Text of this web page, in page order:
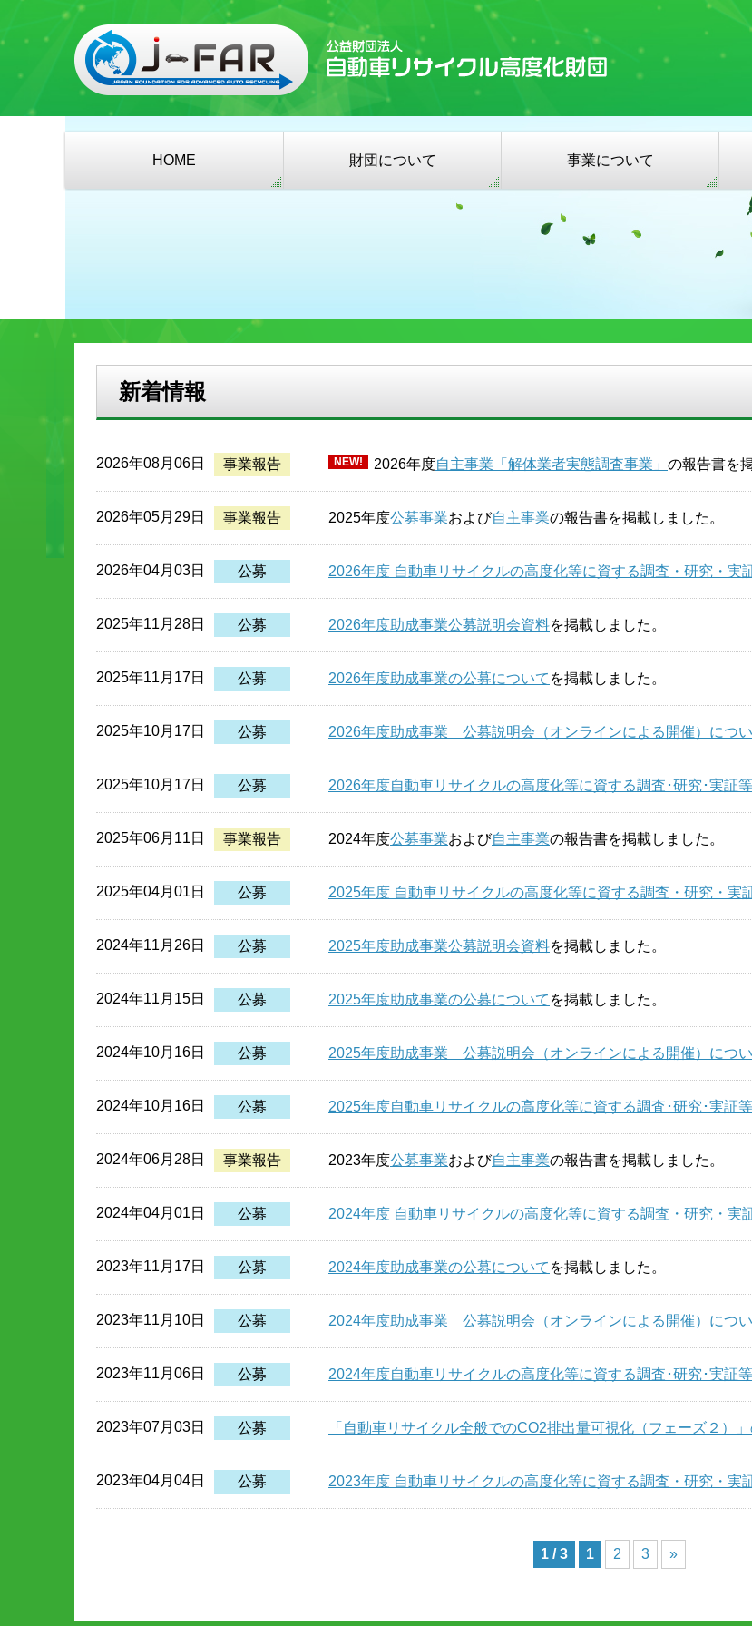
HOME 財団について 事業について
新着情報
2026年08月06日 事業報告 NEW! 2026年度自主事業「解体業者実態調査事業」 の報告書を
2026年05月29日 事業報告 2025年度公募事業および自主事業の報告書を掲載しました。
2026年04月03日 公募 2026年度 自動車リサイクルの高度化等に資する調査・研究 ・実
2025年11月28日 公募 2026年度助成事業公募説明会資料を掲載しました。
2025年11月17日 公募 2026年度助成事業の公募について を掲載しました。
2025年10月17日 公募 2026年度助成事業 公募説明会（オンラインによる開催）につ
2025年10月17日 公募 2026年度自動車リサイクルの高度化等に資する調査･研究･実証
2025年06月11日 事業報告 2024年度公募事業および自主事業の報告書を掲載しました。
2025年04月01日 公募 2025年度 自動車リサイクルの高度化等に資する調査・研究・実
2024年11月26日 公募 2025年度助成事業公募説明会資料を掲載しました。
2024年11月15日 公募 2025年度助成事業の公募について を掲載しました。
2024年10月16日 公募 2025年度助成事業 公募説明会（オンラインによる開催）につ
2024年10月16日 公募 2025年度自動車リサイクルの高度化等に資する調査･研究･実証
2024年06月28日 事業報告 2023年度公募事業および自主事業の報告書を掲載しました。
2024年04月01日 公募 2024年度 自動車リサイクルの高度化等に資する調査・研究・実
2023年11月17日 公募 2024年度助成事業の公募について を掲載しました。
2023年11月10日 公募 2024年度助成事業 公募説明会（オンラインによる開催）につ
2023年11月06日 公募 2024年度自動車リサイクルの高度化等に資する調査･研究･実証
2023年07月03日 公募 「自動車リサイクル全般でのCO2排出量可視化（フェーズ２）
2023年04月04日 公募 2023年度 自動車リサイクルの高度化等に資する調査・研究・実
1 / 3 1 2 3 »